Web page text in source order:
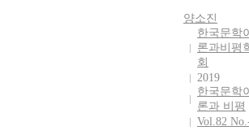
양소진
한국문학
론과비평
회
2019
한국문학
론과 비평
Vol.82